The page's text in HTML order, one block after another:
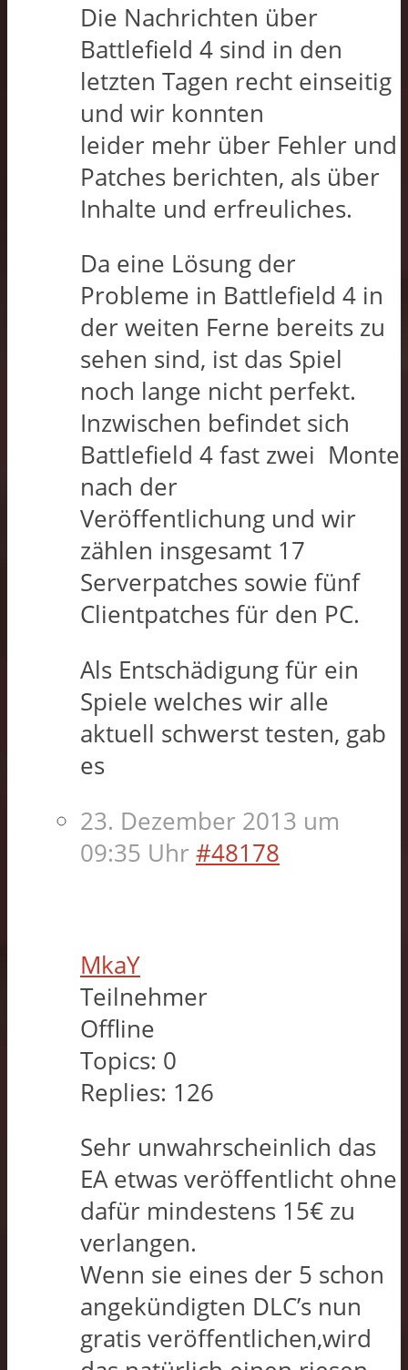
Die Nachrichten über
Battlefield 4 sind in den
letzten Tagen recht einseitig
und wir konnten
leider mehr über Fehler und
Patches berichten, als über
Inhalte und erfreuliches.
Da eine Lösung der
Probleme in Battlefield 4 in
der weiten Ferne bereits zu
sehen sind, ist das Spiel
noch lange nicht perfekt.
Inzwischen befindet sich
Battlefield 4 fast zwei Monte
nach der
Veröffentlichung und wir
zählen insgesamt 17
Serverpatches sowie fünf
Clientpatches für den PC.
Als Entschädigung für ein
Spiele welches wir alle
aktuell schwerst testen, gab
es
23. Dezember 2013 um
09:35 Uhr #48178
MkaY
Teilnehmer
Offline
Topics: 0
Replies: 126
Sehr unwahrscheinlich das
EA etwas veröffentlicht ohne
dafür mindestens 15€ zu
verlangen.
Wenn sie eines der 5 schon
angekündigten DLC’s nun
gratis veröffentlichen,wird